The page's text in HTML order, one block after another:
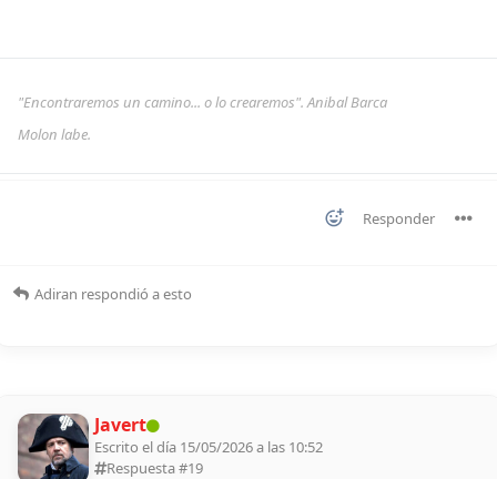
"Encontraremos un camino... o lo crearemos". Anibal Barca
Molon labe.
Responder
Adiran respondió a esto
Javert
Escrito el día 15/05/2026 a las 10:52
Respuesta #19